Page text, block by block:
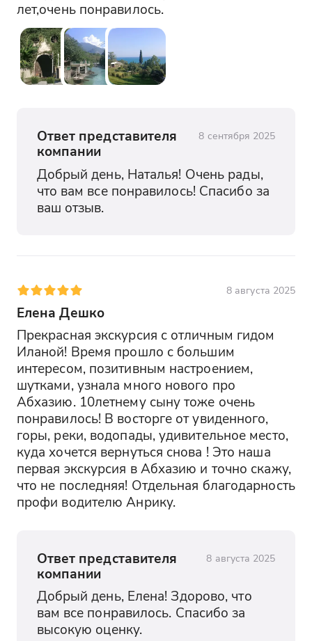
лет,очень понравилось.
Ответ представителя
компании
8 сентября 2025
Добрый день, Наталья! Очень рады,
что вам все понравилось! Спасибо за
ваш отзыв.
8 августа 2025
Елена Дешко
Прекрасная экскурсия с отличным гидом
Иланой! Время прошло с большим
интересом, позитивным настроением,
шутками, узнала много нового про
Абхазию. 10летнему сыну тоже очень
понравилось! В восторге от увиденного,
горы, реки, водопады, удивительное место,
куда хочется вернуться снова ! Это наша
первая экскурсия в Абхазию и точно скажу,
что не последняя! Отдельная благодарность
профи водителю Анрику.
Ответ представителя
компании
8 августа 2025
Добрый день, Елена! Здорово, что
вам все понравилось. Спасибо за
высокую оценку.